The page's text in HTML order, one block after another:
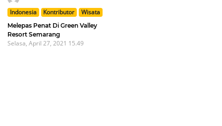
Indonesia
Kontributor Wisata
Melepas Penat Di Green Valley
Resort Semarang
Selasa, April 27, 2021 15.49